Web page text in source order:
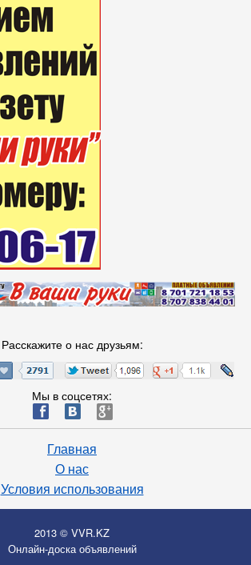
Расскажите о нас друзьям:
Мы в соцсетях:
ä æ è
Главная
О нас
Условия использования
2013 © VVR.KZ
Онлайн-доска объявлений